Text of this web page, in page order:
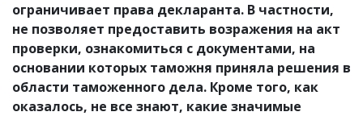
ограничивает права декларанта. В частности,
не позволяет предоставить возражения на акт
проверки, ознакомиться с документами, на
основании которых таможня приняла решения в
области таможенного дела. Кроме того, как
оказалось, не все знают, какие значимые